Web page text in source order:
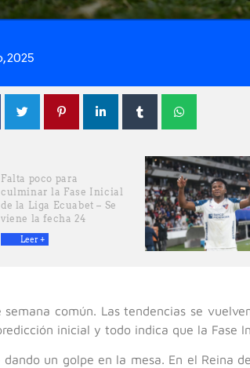
2025
Falta poco para
culminar la Fase Inicial
de la Liga Ecuabet – Se
viene la fecha 24
Leer +
común. Las tendencias se
inicial y todo indica que la Fase
un golpe en la mesa. En el Reina